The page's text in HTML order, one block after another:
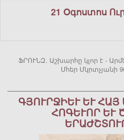
21 Օգոստոս
ՖՐՈՒՆԶ. Աշխարհը կլոր է -
Մհեր Մկրտչյանի
ԳՅՈՒՐՋԻԵՒ ԵՒ ՀԱՅ
ԳԵՒՈՐ ԵՒ